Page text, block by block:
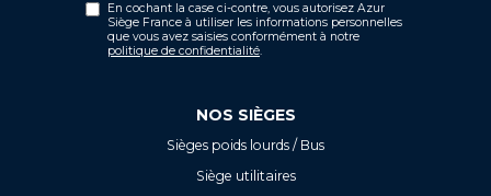
En cochant la case ci-contre, vous autorisez Azur
Siège France à utiliser les informations personnelles
que vous avez saisies conformément à notre
politique de confidentialité.
NOS SIÈGES
Sièges poids lourds / Bus
Siège utilitaires